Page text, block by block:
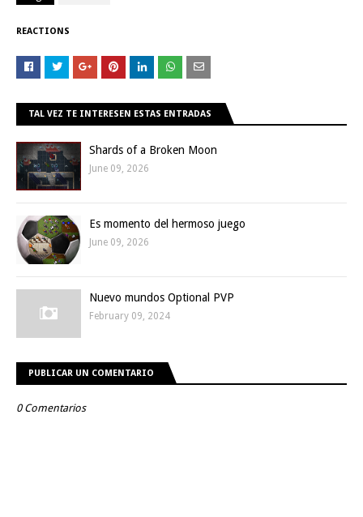
REACTIONS
TAL VEZ TE INTERESEN ESTAS ENTRADAS
Shards of a Broken Moon
June 09, 2026
Es momento del hermoso juego
June 09, 2026
Nuevo mundos Optional PVP
February 09, 2024
PUBLICAR UN COMENTARIO
0 Comentarios